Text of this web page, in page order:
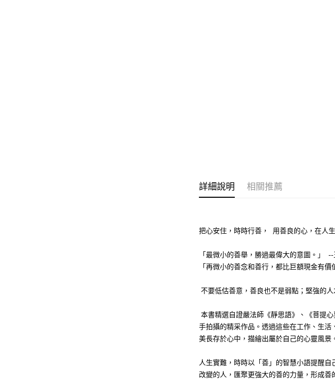
詳細說明 相關推薦
把心安住，時時行善，  用善良的心，在人
「最微小的善舉，勝過最偉大的意圖。」
「再微小的善念和善行，都比巨額現金有
不要低估善意，善良也不是弱點；堅強的
本書精選自證嚴法師《靜思語》、《菩提心要》、《衲履足跡》等上百則與「善」有關的智慧語錄，以及「光影詩人」李屏賓多年來隨
手拍攝的精采作品。透過這些在工作、生
美長存於心中，描繪出屬於自己的心靈風景
人生實難，時時以「善」的智慧小語提醒
改變的人，匯聚更強大的善的力量，形成善